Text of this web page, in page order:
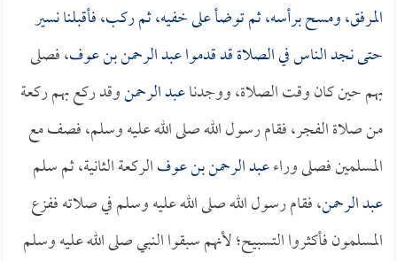
المرفق، ومسح برأسه، ثم توضأ على خفيه، ثم ركب، فأقبلنا نسير
حتى نجد الناس في الصلاة قد قدمواعبد الرحمن بن عوف، فصلى
بهم حين كان وقت الصلاة، ووجدناعبد الرحمنوقد ركع بهم ركعة
من صلاة الفجر، فقام رسول الله صلى الله عليه وسلم، فصف مع
المسلمين فصلى وراءعبد الرحمن بن عوفالركعة الثانية، ثم سلم
عبد الرحمن، فقام رسول الله صلى الله عليه وسلم في صلاته ففزع
المسلمون فأكثروا التسبيح؛ لأنهم سبقوا النبي صلى الله عليه وسلم